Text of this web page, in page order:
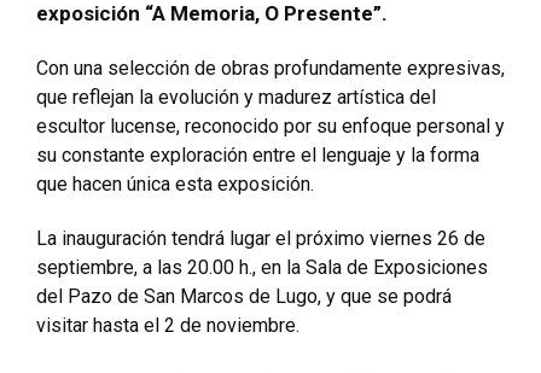
exposición “A Memoria, O Presente”.
Con una selección de obras profundamente expresivas,
que reflejan la evolución y madurez artística del
escultor lucense, reconocido por su enfoque personal y
su constante exploración entre el lenguaje y la forma
que hacen única esta exposición.
La inauguración tendrá lugar el próximo viernes 26 de
septiembre, a las 20.00 h., en la Sala de Exposiciones
del Pazo de San Marcos de Lugo, y que se podrá
visitar hasta el 2 de noviembre.